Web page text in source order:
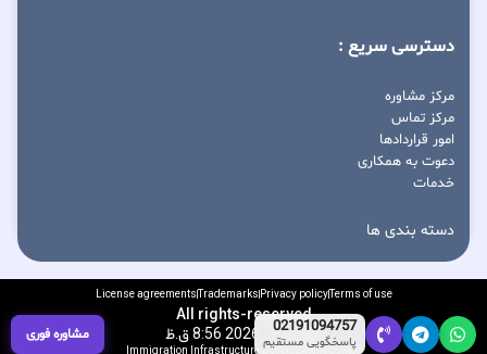
دسترسی سریع :
مرکز مشاوره
مرکز تماس
امور قراردادها
دعوت به همکاری
خدمات
دسته بندی ها
Terms of use
Privacy policy
Trademarks
License agreements
All rights-reserved
آگوست 7, 2026 8:56 ق.ظ
Immigration Infrastructure Development Center
02191094757
پاسخگویی مستقیم مشاوره فوری